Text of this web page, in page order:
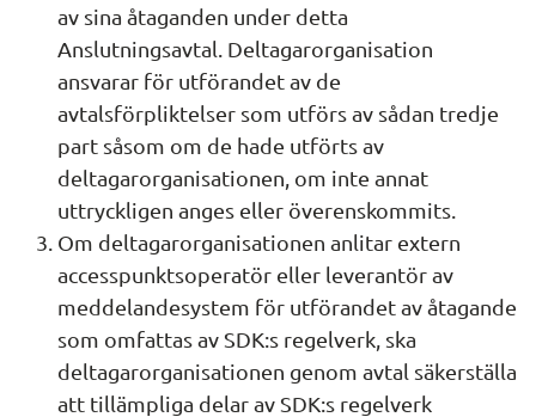
av sina åtaganden under detta
Anslutningsavtal. Deltagarorganisation
ansvarar för utförandet av de
avtalsförpliktelser som utförs av sådan tredje
part såsom om de hade utförts av
deltagarorganisationen, om inte annat
uttryckligen anges eller överenskommits.
Om deltagarorganisationen anlitar extern
accesspunktsoperatör eller leverantör av
meddelandesystem för utförandet av åtagande
som omfattas av SDK:s regelverk, ska
deltagarorganisationen genom avtal säkerställa
att tillämpliga delar av SDK:s regelverk